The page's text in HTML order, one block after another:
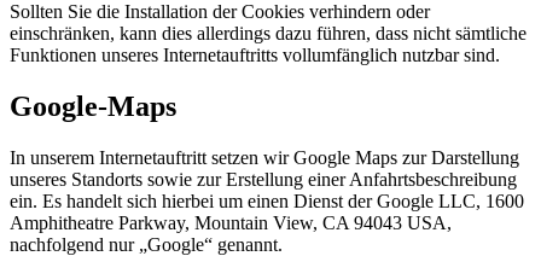
Sollten Sie die Installation der Cookies verhindern oder
einschränken, kann dies allerdings dazu führen, dass nicht sämtliche
Funktionen unseres Internetauftritts vollumfänglich nutzbar sind.
Google-Maps
In unserem Internetauftritt setzen wir Google Maps zur Darstellung
unseres Standorts sowie zur Erstellung einer Anfahrtsbeschreibung
ein. Es handelt sich hierbei um einen Dienst der Google LLC, 1600
Amphitheatre Parkway, Mountain View, CA 94043 USA,
nachfolgend nur „Google“ genannt.